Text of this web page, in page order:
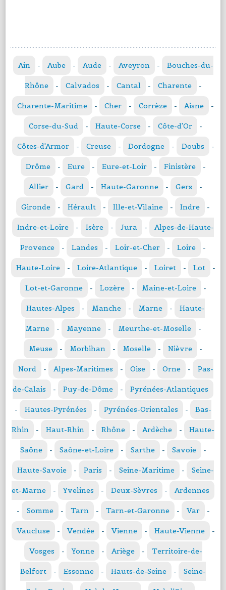
Ain - Aube - Aude - Aveyron - Bouches-du-
Rhône - Calvados - Cantal - Charente -
Charente-Maritime - Cher - Corrèze - Aisne -
Corse-du-Sud - Haute-Corse - Côte-d'Or -
Côtes-d'Armor - Creuse - Dordogne - Doubs -
Drôme - Eure - Eure-et-Loir - Finistère -
Allier - Gard - Haute-Garonne - Gers -
Gironde - Hérault - Ille-et-Vilaine - Indre -
Indre-et-Loire - Isère - Jura - Alpes-de-Haute-
Provence - Landes - Loir-et-Cher - Loire -
Haute-Loire - Loire-Atlantique - Loiret - Lot -
Lot-et-Garonne - Lozère - Maine-et-Loire -
Hautes-Alpes - Manche - Marne - Haute-
Marne - Mayenne - Meurthe-et-Moselle -
Meuse - Morbihan - Moselle - Nièvre -
Nord - Alpes-Maritimes - Oise - Orne - Pas-
de-Calais - Puy-de-Dôme - Pyrénées-Atlantiques
- Hautes-Pyrénées - Pyrénées-Orientales - Bas-
Rhin - Haut-Rhin - Rhône - Ardèche - Haute-
Saône - Saône-et-Loire - Sarthe - Savoie -
Haute-Savoie - Paris - Seine-Maritime - Seine-
et-Marne - Yvelines - Deux-Sèvres - Ardennes
- Somme - Tarn - Tarn-et-Garonne - Var -
Vaucluse - Vendée - Vienne - Haute-Vienne -
Vosges - Yonne - Ariège - Territoire-de-
Belfort - Essonne - Hauts-de-Seine - Seine-